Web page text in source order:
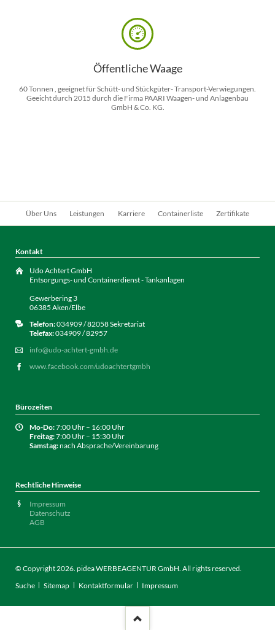
Öffentliche Waage
60 Tonnen , geeignet für Schütt- und Stückgüter- Transport-Verwiegungen.
Geeicht durch 2015 durch die Firma PAARI Waagen- und Anlagenbau
GmbH & Co. KG.
Navigation
überspringen
Über Uns Leistungen Karriere Containerliste Zertifikate
Kontakt
Udo Achtert GmbH
Entsorgungs- und Containerdienst - Tankanlagen
Gewerbering 3
06385 Aken/Elbe
Telefon:034909 / 82058 Sekretariat
Telefax:034909 / 82957
info@udo-achtert-gmbh.de
www.facebook.com/udoachtertgmbh
Bürozeiten
Mo-Do:7:00 Uhr – 16:00 Uhr
Freitag:7:00 Uhr – 15:30 Uhr
Samstag:nach Absprache/Vereinbarung
Rechtliche Hinweise
Impressum
Datenschutz
AGB
© Copyright 2026. pidea WERBEAGENTUR GmbH. All rights reserved.
Navigation
Suche Sitemap Kontaktformular Impressum